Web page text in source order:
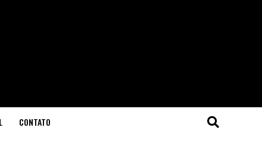
CONTATO